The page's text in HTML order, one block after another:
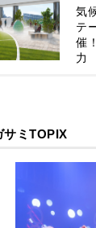
気
テ
催
力
サミTOPIX